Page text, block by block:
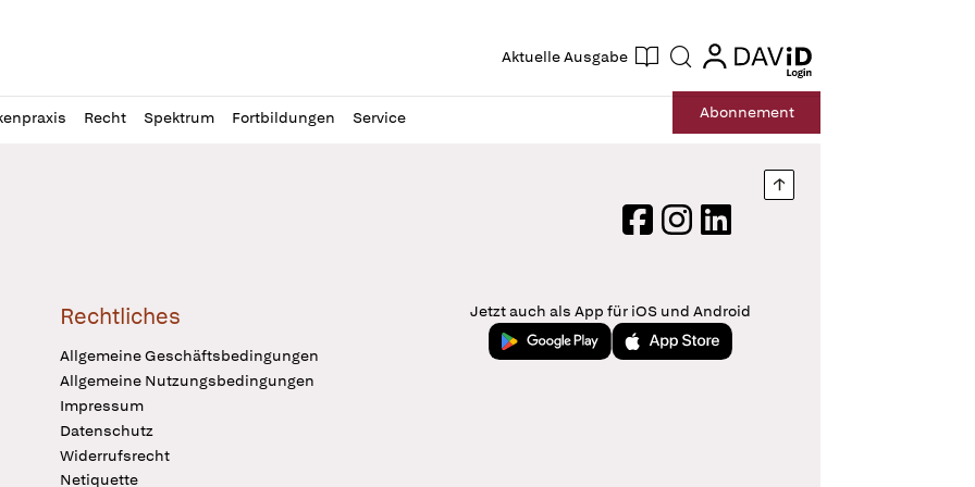
Aktuelle Ausgabe Suche login
login
Recht Spektrum Fortbildungen Service Abonnement
Nach oben springen
FacebookInstagram
LinkedIn
Rechtliches
Allgemeine Geschäftsbedingungen
Allgemeine Nutzungsbedingungen
Impressum
Datenschutz
Widerrufsrecht
Netiquette
Jetzt auch als App für iOS und Android
Jetzt bei Google PlayLaden im App Store